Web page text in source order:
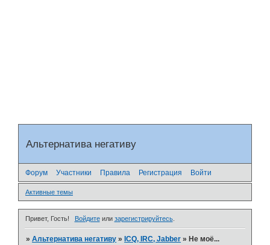
Альтернатива негативу
Форум Участники Правила Регистрация Войти
Активные темы
Привет, Гость! Войдитеили зарегистрируйтесь.
»Альтернатива негативу »ICQ, IRC, Jabber »Не моё...